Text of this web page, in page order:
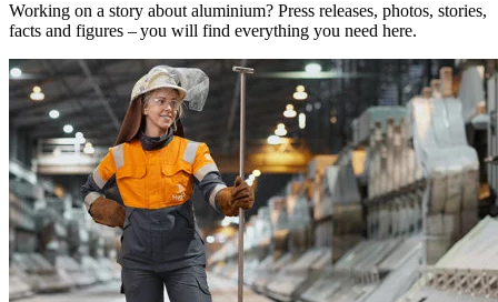
Working on a story about aluminium? Press releases, photos, stories,
facts and figures – you will find everything you need here.